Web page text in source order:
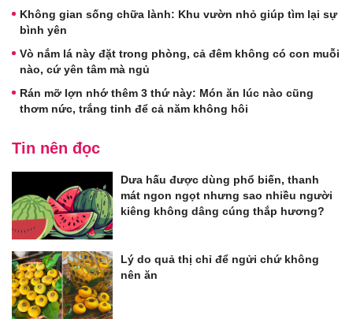
Không gian sống chữa lành: Khu vườn nhỏ giúp tìm lại sự
bình yên
Vò nắm lá này đặt trong phòng, cả đêm không có con muỗi
nào, cứ yên tâm mà ngủ
Rán mỡ lợn nhớ thêm 3 thứ này: Món ăn lúc nào cũng
thơm nức, trắng tinh để cả năm không hôi
Tin nên đọc
Dưa hấu được dùng phổ biến, thanh
mát ngon ngọt nhưng sao nhiều người
kiêng không dâng cúng thắp hương?
Lý do quả thị chỉ để ngửi chứ không
nên ăn